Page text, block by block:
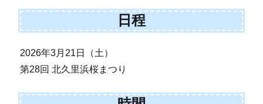
日程
2026年3月21日（土）
第28回 北久里浜桜まつり